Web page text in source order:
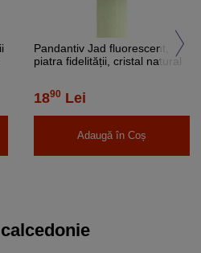
Pandantiv Jad fluorescent,
piatra fidelității, cristal natural
1890 Lei
Adaugă în Coș